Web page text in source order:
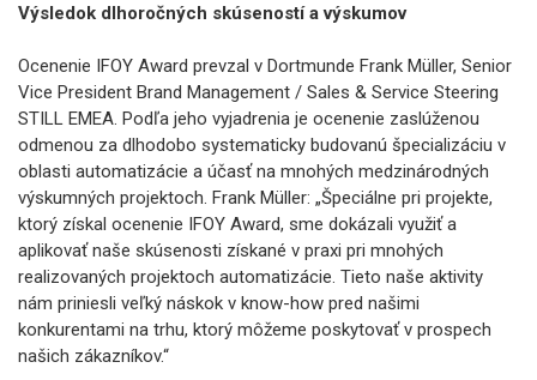
Výsledok dlhoročných skúseností a výskumov
Ocenenie IFOY Award prevzal v Dortmunde Frank Müller, Senior
Vice President Brand Management / Sales & Service Steering
STILL EMEA. Podľa jeho vyjadrenia je ocenenie zaslúženou
odmenou za dlhodobo systematicky budovanú špecializáciu v
oblasti automatizácie a účasť na mnohých medzinárodných
výskumných projektoch. Frank Müller: „Špeciálne pri projekte,
ktorý získal ocenenie IFOY Award, sme dokázali využiť a
aplikovať naše skúsenosti získané v praxi pri mnohých
realizovaných projektoch automatizácie. Tieto naše aktivity
nám priniesli veľký náskok v know-how pred našimi
konkurentami na trhu, ktorý môžeme poskytovať v prospech
našich zákazníkov.“